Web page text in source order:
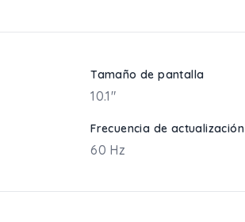
Tamaño de pantalla
10.1"
Frecuencia de actualización
60 Hz